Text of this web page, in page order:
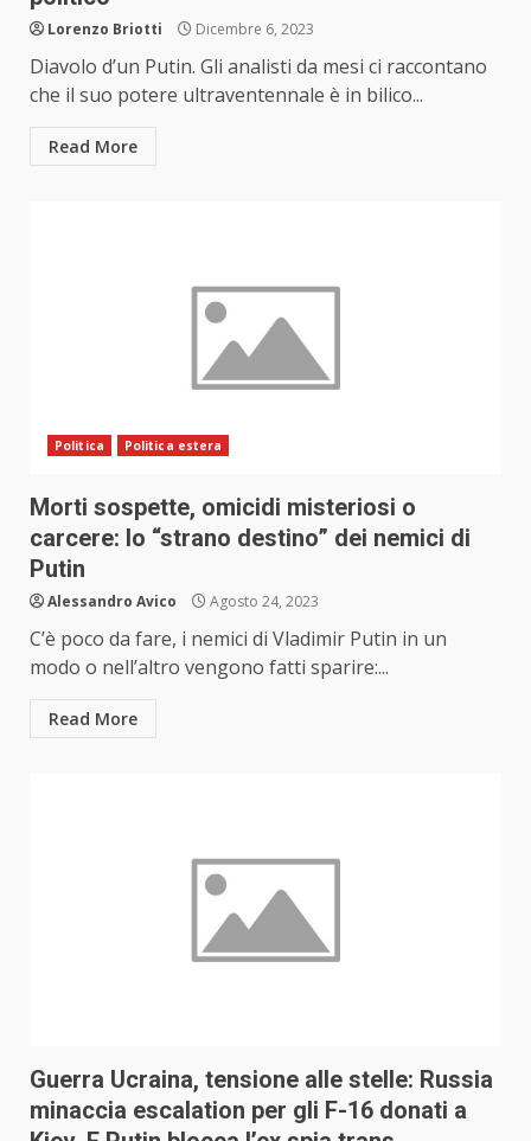
Lorenzo Briotti Dicembre 6, 2023
Diavolo d’un Putin. Gli analisti da mesi ci raccontano
che il suo potere ultraventennale è in bilico...
Read More
Politica Politica estera
Morti sospette, omicidi misteriosi o
carcere: lo “strano destino” dei nemici di
Putin
Alessandro Avico Agosto 24, 2023
C’è poco da fare, i nemici di Vladimir Putin in un
modo o nell’altro vengono fatti sparire:...
Read More
Guerra Ucraina, tensione alle stelle: Russia
minaccia escalation per gli F-16 donati a